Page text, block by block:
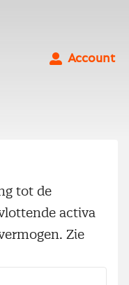
Account
tot de
activa
Zie